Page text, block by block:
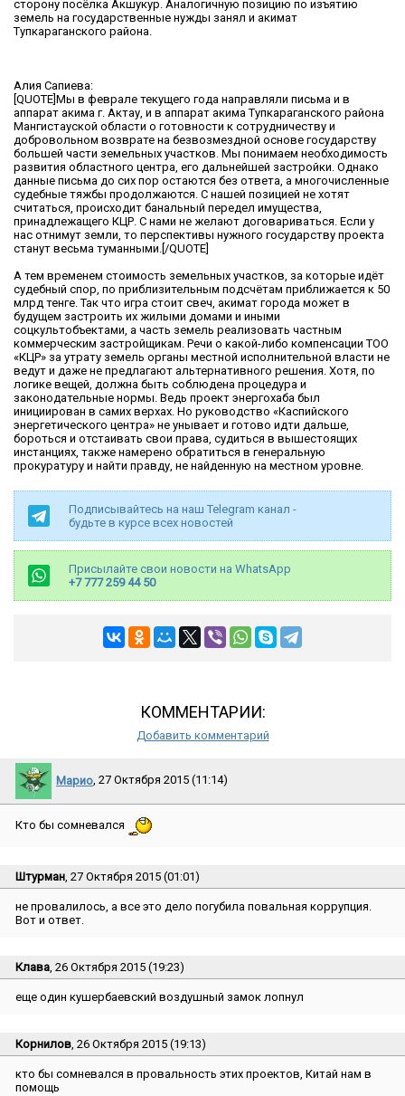
сторону посёлка Акшукур. Аналогичную позицию по изъятию
земель на государственные нужды занял и акимат
Тупкараганского района.
Алия Сапиева:
[QUOTE]Мы в феврале текущего года направляли письма и в
аппарат акима г. Актау, и в аппарат акима Тупкараганского района
Мангистауской области о готовности к сотрудничеству и
добровольном возврате на безвозмездной основе государству
большей части земельных участков. Мы понимаем необходимость
развития областного центра, его дальнейшей застройки. Однако
данные письма до сих пор остаются без ответа, а многочисленные
судебные тяжбы продолжаются. С нашей позицией не хотят
считаться, происходит банальный передел имущества,
принадлежащего КЦР. С нами не желают договариваться. Если у
нас отнимут земли, то перспективы нужного государству проекта
станут весьма туманными.[/QUOTE]
А тем временем стоимость земельных участков, за которые идёт
судебный спор, по приблизительным подсчётам приближается к 50
млрд тенге. Так что игра стоит свеч, акимат города может в
будущем застроить их жилыми домами и иными
соцкультобъектами, а часть земель реализовать частным
коммерческим застройщикам. Речи о какой-либо компенсации ТОО
«КЦР» за утрату земель органы местной исполнительной власти не
ведут и даже не предлагают альтернативного решения. Хотя, по
логике вещей, должна быть соблюдена процедура и
законодательные нормы. Ведь проект энергохаба был
инициирован в самих верхах. Но руководство «Каспийского
энергетического центра» не унывает и готово идти дальше,
бороться и отстаивать свои права, судиться в вышестоящих
инстанциях, также намерено обратиться в генеральную
прокуратуру и найти правду, не найденную на местном уровне.
Подписывайтесь на наш Telegram канал -
будьте в курсе всех новостей
Присылайте свои новости на WhatsApp
+7 777 259 44 50
КОММЕНТАРИИ:
Добавить комментарий
Марио, 27 Октября 2015 (11:14)
Кто бы сомневался
Штурман, 27 Октября 2015 (01:01)
не провалилось, а все это дело погубила повальная коррупция.
Вот и ответ.
Клава, 26 Октября 2015 (19:23)
еще один кушербаевский воздушный замок лопнул
Корнилов, 26 Октября 2015 (19:13)
кто бы сомневался в провальность этих проектов, Китай нам в
помощь